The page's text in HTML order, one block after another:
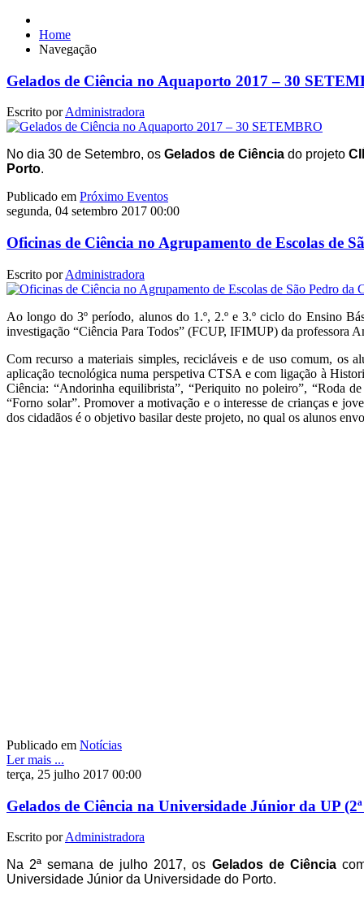
Home
Navegação
Gelados de Ciência no Aquaporto 2017 – 30
Escrito porAdministradora
No dia 30 de Setembro, osGelados de Ciência do projeto
Porto.
Publicado em Próximo Eventos
segunda, 04 setembro 2017 00:00
Oficinas de Ciência no Agrupamento de Escolas de
Escrito porAdministradora
Ao longo do 3º período, alunos do 1.º, 2.º e 3.º ciclo do Ensino
investigação “Ciência Para Todos” (FCUP, IFIMUP) da professora
Com recurso a materiais simples, recicláveis e de uso comum, os
aplicação tecnológica numa perspetiva CTSA e com ligação à
Ciência: “Andorinha equilibrista”, “Periquito no poleiro”, “Roda
“Forno solar”. Promover a motivação e o interesse de crianças e
dos cidadãos é o objetivo basilar deste projeto, no qual os alunos
Publicado em Notícias
Ler mais ...
terça, 25 julho 2017 00:00
Gelados de Ciência na Universidade Júnior da UP
Escrito porAdministradora
Na 2ª semana de julho 2017, os Gelados de Ciência
Universidade Júnior da Universidade do Porto.